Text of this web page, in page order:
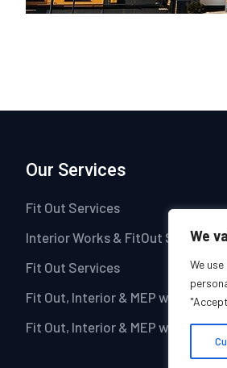
We
We
Our Services
Fit Out Services
Interior Works & FitOut Services
Fit Out Services
Fit Out, Interior & MEP works
Fit Out, Interior & MEP works